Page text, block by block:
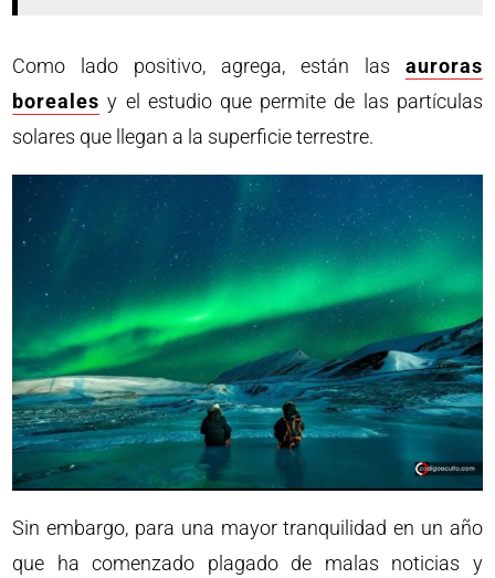
Como lado positivo, agrega, están las auroras
boreales y el estudio que permite de las partículas
solares que llegan a la superficie terrestre.
Sin embargo, para una mayor tranquilidad en un año
que ha comenzado plagado de malas noticias y